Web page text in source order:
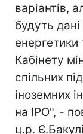
варіантів,
будуть
енергетики
Кабінету
спільних
іноземних
на IPO", -
ц.р.